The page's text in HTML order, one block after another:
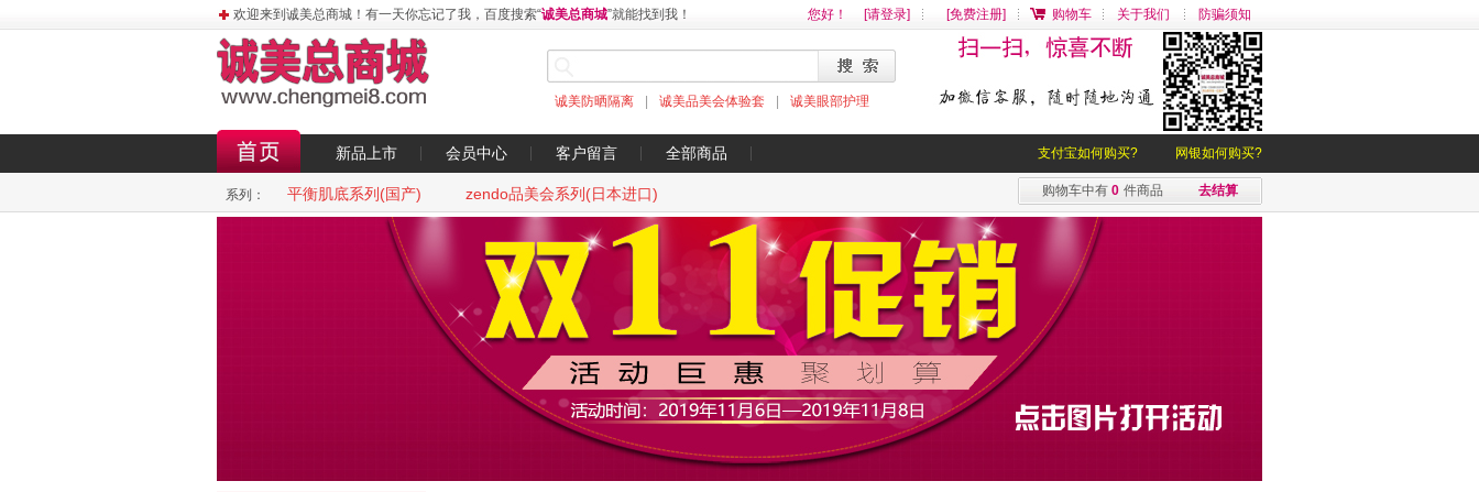
关于我们 防骗须知
购物车
您好 ！ [请登录] [免费注册]
欢迎来到诚美总商城！有一天你忘记了我，百度搜索“诚美总商城”就能找到我！
诚美防晒隔离 诚美品美会体验套 诚美眼部护理
新品上市 会员中心 客户留言 全部商品 网银如何购买?
支付宝如何购买?
系列： 平衡肌底系列(国产) zendo品美会系列(日本进口) 去结算
购物车中有 0 件商品